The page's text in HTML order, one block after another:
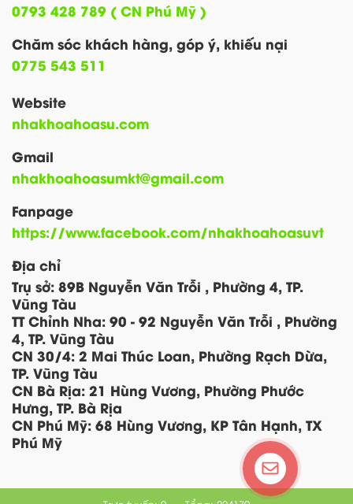
0793 428 789 ( CN Phú Mỹ )
Chăm sóc khách hàng, góp ý, khiếu nại
0775 543 511
Website
nhakhoahoasu.com
Gmail
nhakhoahoasumkt@gmail.com
Fanpage
https://www.facebook.com/nhakhoahoasuvt
Địa chỉ
Trụ sở: 89B Nguyễn Văn Trỗi , Phường 4, TP.
Vũng Tàu
TT Chỉnh Nha: 90 - 92 Nguyễn Văn Trỗi , Phường
4, TP. Vũng Tàu
CN 30/4: 2 Mai Thúc Loan, Phường Rạch Dừa,
TP. Vũng Tàu
CN Bà Rịa: 21 Hùng Vương, Phường Phước
Hưng, TP. Bà Rịa
CN Phú Mỹ: 68 Hùng Vương, KP Tân Hạnh, TX
Phú Mỹ